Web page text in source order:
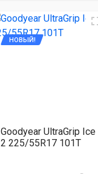
НОВЫЙ!
Goodyear UltraGrip Ice
2 225/55R17 101T